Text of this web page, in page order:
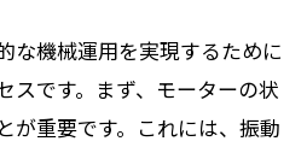
な機械運用を実現するために
スです。まず、モーターの状
が重要です。これには、振動